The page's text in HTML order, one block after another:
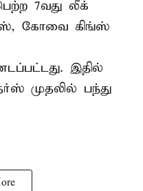
7வது லீக்
கோவை கிங்ஸ்
இதில்
முதலில் பந்து